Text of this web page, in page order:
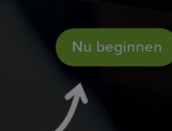
Nu beginnen